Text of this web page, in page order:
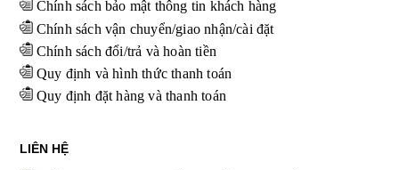
Chính sách bảo mật thông tin khách hàng
Chính sách vận chuyển/giao nhận/cài đặt
Chính sách đổi/trả và hoàn tiền
Quy định và hình thức thanh toán
Quy định đặt hàng và thanh toán
LIÊN HỆ